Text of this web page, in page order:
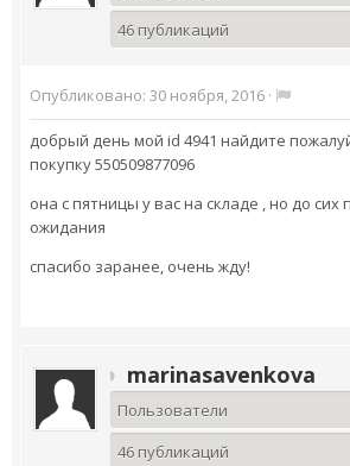
46 публикаций
Опубликовано: 30 ноября, 2016 ·
добрый день мой id 4941 найдите
покупку 550509877096
она с пятницы у вас на складе , но до
ожидания
спасибо заранее, очень жду!
marinasavenkova
Пользователи
46 публикаций